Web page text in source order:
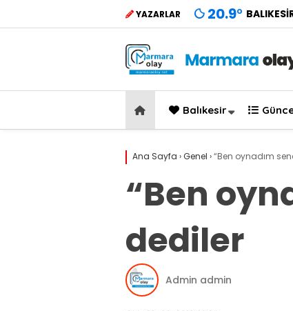
YAZARLAR 20.9°
Balıkesir
Ana Sayfa ›Genel ›“Ben oynadım
“Ben
dediler
Admin admin